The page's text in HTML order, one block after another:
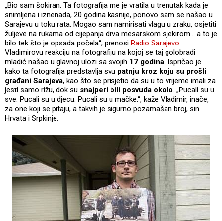
„Bio sam šokiran. Ta fotografija me je vratila u trenutak kada je
snimljena i iznenada, 20 godina kasnije, ponovo sam se našao u
Sarajevu u toku rata. Mogao sam namirisati vlagu u zraku, osjetiti
žuljeve na rukama od cijepanja drva mesarskom sjekirom... a to je
bilo tek što je opsada počela“, prenosi Radio Sarajevo
Vladimirovu reakciju na fotografiju na kojoj se taj golobradi
mladić našao u glavnoj ulozi sa svojih 17 godina. Ispričao je
kako ta fotografija predstavlja svu patnju kroz koju su prošli
građani Sarajeva, kao što se prisjetio da su u to vrijeme imali za
jesti samo rižu, dok su snajperi bili posvuda okolo. „Pucali su u
sve. Pucali su u djecu. Pucali su u mačke.“, kaže Vladimir, inače,
za one koji se pitaju, a takvih je sigurno pozamašan broj, sin
Hrvata i Srpkinje.